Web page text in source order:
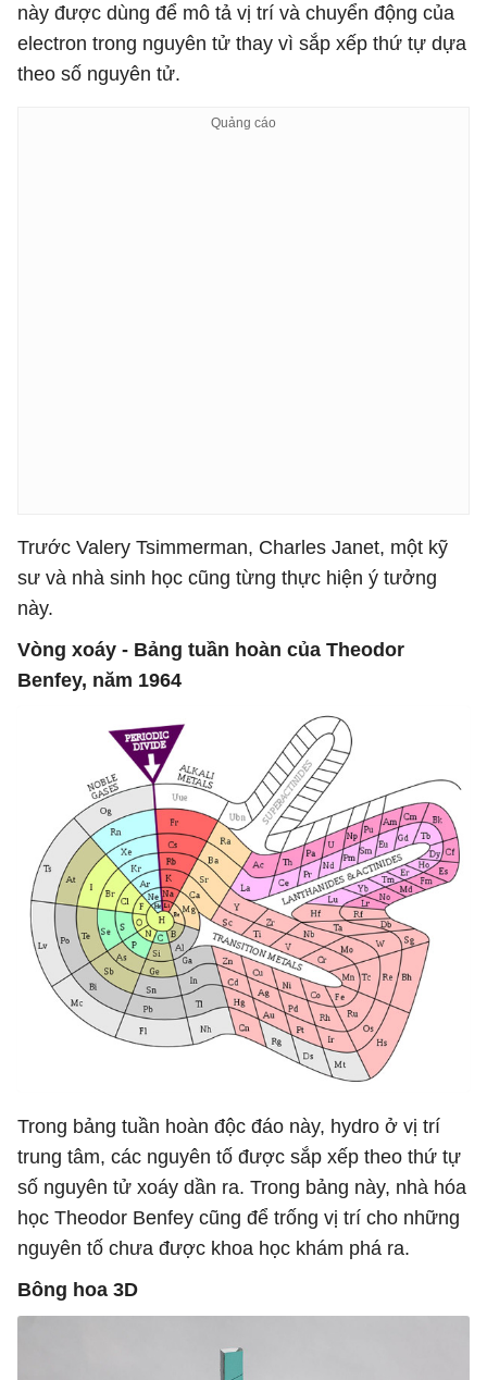
này được dùng để mô tả vị trí và chuyển động của
electron trong nguyên tử thay vì sắp xếp thứ tự dựa
theo số nguyên tử.
Trước Valery Tsimmerman, Charles Janet, một kỹ
sư và nhà sinh học cũng từng thực hiện ý tưởng
này.
Vòng xoáy - Bảng tuần hoàn của Theodor
Benfey, năm 1964
Trong bảng tuần hoàn độc đáo này, hydro ở vị trí
trung tâm, các nguyên tố được sắp xếp theo thứ tự
số nguyên tử xoáy dần ra. Trong bảng này, nhà hóa
học Theodor Benfey cũng để trống vị trí cho những
nguyên tố chưa được khoa học khám phá ra.
Bông hoa 3D